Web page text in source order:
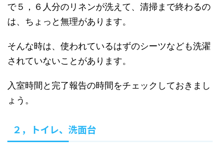
で５，６人分のリネンが洗えて、清掃まで終わるの
は、ちょっと無理があります。
そんな時は、使われているはずのシーツなども洗濯
されていないことがあります。
入室時間と完了報告の時間をチェックしておきまし
ょう。
２，トイレ、洗面台